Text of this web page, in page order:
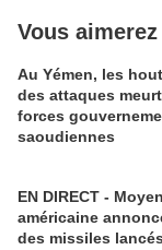
Vous
Au Yémen, les
des attaques
forces
saoudiennes
EN DIRECT -
américaine
des missiles